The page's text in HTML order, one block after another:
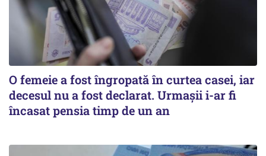
O femeie a fost îngropată în curtea casei, iar
decesul nu a fost declarat. Urmașii i-ar fi
încasat pensia timp de un an